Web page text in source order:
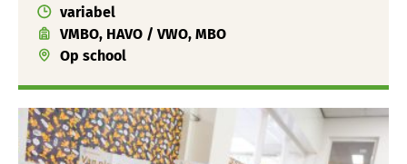
variabel
VMBO, HAVO / VWO, MBO
Op school